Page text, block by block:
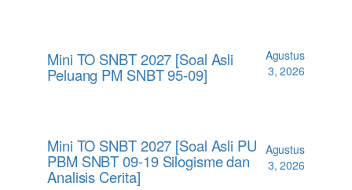
Mini TO SNBT 2027 [Soal Asli
Peluang PM SNBT 95-09]
Agustus
3, 2026
Mini TO SNBT 2027 [Soal Asli PU
PBM SNBT 09-19 Silogisme dan
Analisis Cerita]
Agustus
3, 2026